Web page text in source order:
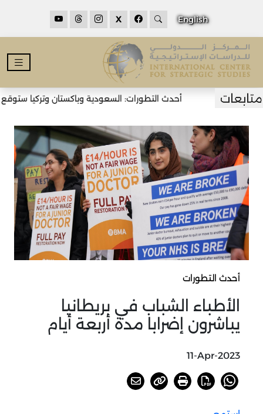
English
X
أحدث التطورات: السعودية وباكستان وتركيا ستوقع
أحدث التطورات
الأطباء الشباب في بريطانيا
يباشرون إضرابا مدة أربعة أيام
11-Apr-2023